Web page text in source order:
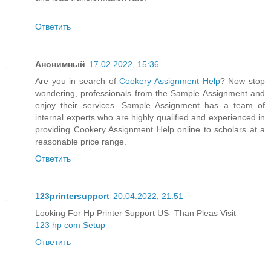
Ответить
Анонимный 17.02.2022, 15:36
Are you in search ofCookery Assignment Help? Now stop
wondering, professionals from the Sample Assignment and
enjoy their services. Sample Assignment has a team of
internal experts who are highly qualified and experienced in
providing Cookery Assignment Help online to scholars at a
reasonable price range.
Ответить
123printersupport 20.04.2022, 21:51
Looking For Hp Printer Support US- Than Pleas Visit
123 hp com Setup
Ответить